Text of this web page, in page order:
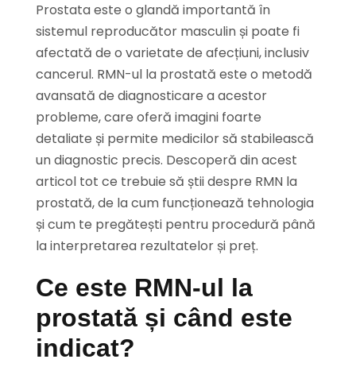
Prostata este o glandă importantă în
sistemul reproducător masculin și poate fi
afectată de o varietate de afecțiuni, inclusiv
cancerul. RMN-ul la prostată este o metodă
avansată de diagnosticare a acestor
probleme, care oferă imagini foarte
detaliate și permite medicilor să stabilească
un diagnostic precis. Descoperă din acest
articol tot ce trebuie să știi despre RMN la
prostată, de la cum funcționează tehnologia
și cum te pregătești pentru procedură până
la interpretarea rezultatelor și preț.
Ce este RMN-ul la
prostată și când este
indicat?